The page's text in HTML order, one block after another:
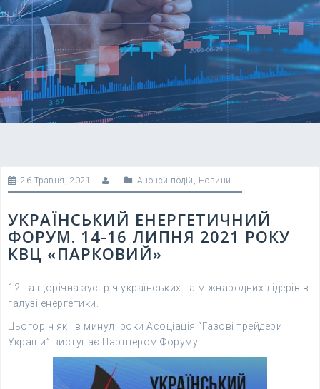
26 Травня, 2021 Анонси подій , Новини
УКРАЇНСЬКИЙ ЕНЕРГЕТИЧНИЙ
ФОРУМ. 14-16 ЛИПНЯ 2021 РОКУ
КВЦ «ПАРКОВИЙ»
12-та щорічна зустріч українських та міжнародних лідерів в
галузі енергетики.
Цьогоріч як і в минулі роки Асоціація “Газові трейдери
України” виступає Партнером Форуму.